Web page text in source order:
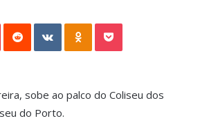
VKontakte
sobe ao palco do Coliseu dos
do Porto.